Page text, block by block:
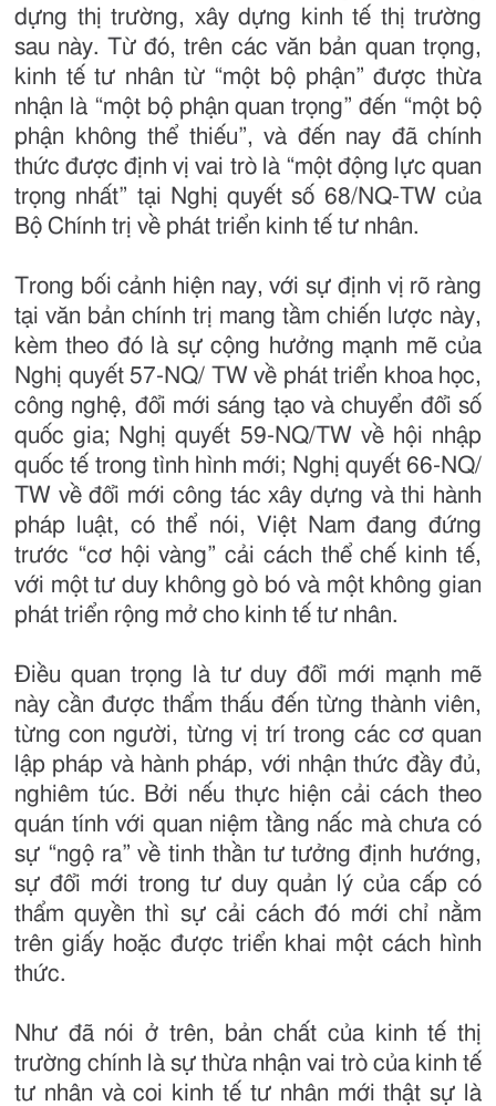
dựng thị trường, xây dựng kinh tế thị trường
sau này. Từ đó, trên các văn bản quan trọng,
kinh tế tư nhân từ “một bộ phận” được thừa
nhận là “một bộ phận quan trọng” đến “một bộ
phận không thể thiếu”, và đến nay đã chính
thức được định vị vai trò là “một động lực quan
trọng nhất” tại Nghị quyết số 68/NQ-TW của
Bộ Chính trị về phát triển kinh tế tư nhân.
Trong bối cảnh hiện nay, với sự định vị rõ ràng
tại văn bản chính trị mang tầm chiến lược này,
kèm theo đó là sự cộng hưởng mạnh mẽ của
Nghị quyết 57-NQ/ TW về phát triển khoa học,
công nghệ, đổi mới sáng tạo và chuyển đổi số
quốc gia; Nghị quyết 59-NQ/TW về hội nhập
quốc tế trong tình hình mới; Nghị quyết 66-NQ/
TW về đổi mới công tác xây dựng và thi hành
pháp luật, có thể nói, Việt Nam đang đứng
trước “cơ hội vàng” cải cách thể chế kinh tế,
với một tư duy không gò bó và một không gian
phát triển rộng mở cho kinh tế tư nhân.
Điều quan trọng là tư duy đổi mới mạnh mẽ
này cần được thẩm thấu đến từng thành viên,
từng con người, từng vị trí trong các cơ quan
lập pháp và hành pháp, với nhận thức đầy đủ,
nghiêm túc. Bởi nếu thực hiện cải cách theo
quán tính với quan niệm tầng nấc mà chưa có
sự “ngộ ra” về tinh thần tư tưởng định hướng,
sự đổi mới trong tư duy quản lý của cấp có
thẩm quyền thì sự cải cách đó mới chỉ nằm
trên giấy hoặc được triển khai một cách hình
thức.
Như đã nói ở trên, bản chất của kinh tế thị
trường chính là sự thừa nhận vai trò của kinh tế
tư nhân và coi kinh tế tư nhân mới thật sự là